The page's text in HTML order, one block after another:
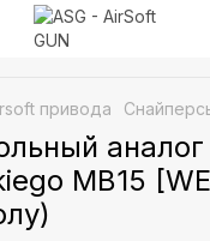
привода
MB15